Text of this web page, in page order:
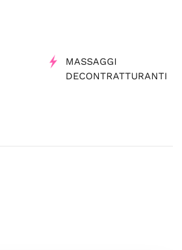
MASSAGGI
DECONTRATTURANTI